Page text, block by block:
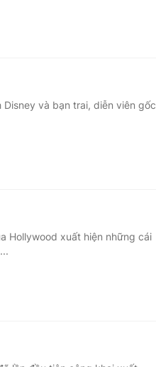
và bạn trai, diễn viên gốc
Hollywood xuất hiện những cái